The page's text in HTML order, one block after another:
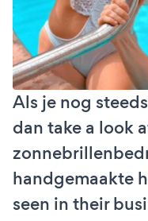
Als je nog
dan take a look
handgemaakte
seen in their